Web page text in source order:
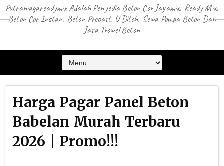
Putraniagareadymix Adalah Penyedia Beton Cor Jayamix, Ready Mix,
Beton Cor Instan, Beton Precast, U Ditch, Sewa Pompa Beton Dan
Jasa Trowel Beton
Harga Pagar Panel Beton
Babelan Murah Terbaru
2026 | Promo!!!